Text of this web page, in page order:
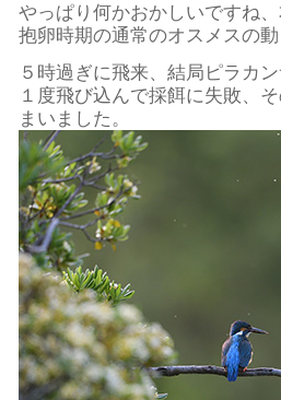
やっぱり何かおかしいですね
抱卵時期の通常のオスメスの
５時過ぎに飛来、結局ピラカ
１度飛び込んで採餌に失敗、
まいました。